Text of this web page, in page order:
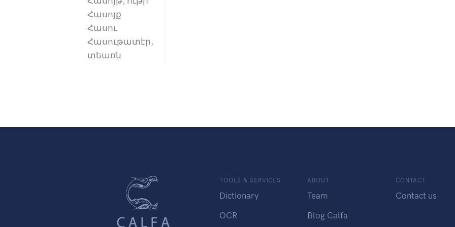
Հասոյք
Հասու
Հասութատէր,
տեառն
TOOLS & SERVICES
Dictionary
OCR
ABOUT
Team
Blog Calfa
CONTACT
Contact us